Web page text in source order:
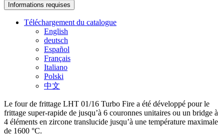
Informations requises
Téléchargement du catalogue
English
deutsch
Español
Français
Italiano
Polski
中文
Le four de frittage LHT 01/16 Turbo Fire a été développé pour le
frittage super-rapide de jusqu’à 6 couronnes unitaires ou un bridge à
4 éléments en zircone translucide jusqu’à une température maximale
de 1600 °C.